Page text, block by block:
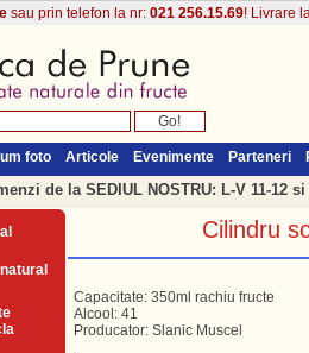
sau prin telefon la nr: 021 256.15.69! Livrare
foto Articole Evenimente Parteneri
de la SEDIUL NOSTRU: L-V 11-12 si
Cilindru
Capacitate: 350ml rachiu fructe
Alcool: 41
Producator: Slanic Muscel